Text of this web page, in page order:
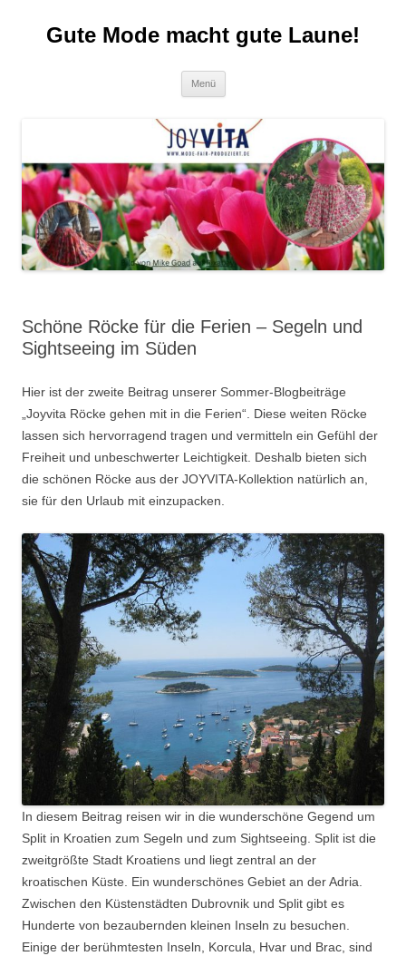
springenGute Mode macht gute Laune!
Menü
Schöne Röcke für die Ferien – Segeln und
Sightseeing im Süden
Hier ist der zweite Beitrag unserer Sommer-Blogbeiträge
„Joyvita Röcke gehen mit in die Ferien“. Diese weiten Röcke
lassen sich hervorragend tragen und vermitteln ein Gefühl der
Freiheit und unbeschwerter Leichtigkeit. Deshalb bieten sich
die schönen Röcke aus der JOYVITA-Kollektion natürlich an,
sie für den Urlaub mit einzupacken.
In diesem Beitrag reisen wir in die wunderschöne Gegend um
Split in Kroatien zum Segeln und zum Sightseeing. Split ist die
zweitgrößte Stadt Kroatiens und liegt zentral an der
kroatischen Küste. Ein wunderschönes Gebiet an der Adria.
Zwischen den Küstenstädten Dubrovnik und Split gibt es
Hunderte von bezaubernden kleinen Inseln zu besuchen.
Einige der berühmtesten Inseln, Korcula, Hvar und Brac, sind